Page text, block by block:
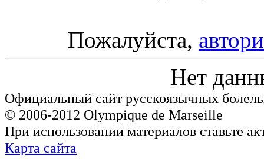
Пожалуйста,
Нет
Официальный сайт русскоязычных
© 2006-2012 Olympique de Marseille
При использовании материалов ставьте
Карта сайта